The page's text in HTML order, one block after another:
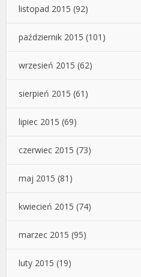
listopad 2015 (92)
październik 2015 (101)
wrzesień 2015 (62)
sierpień 2015 (61)
lipiec 2015 (69)
czerwiec 2015 (73)
maj 2015 (81)
kwiecień 2015 (74)
marzec 2015 (95)
luty 2015 (19)